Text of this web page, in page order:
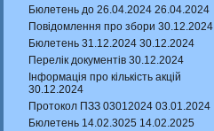
Бюлетень до 26.04.2024 26.04.2024
Повідомлення про збори 30.12.2024
Бюлетень 31.12.2024 30.12.2024
Перелік документів 30.12.2024
Інформація про кількість акцій
30.12.2024
Протокол ПЗЗ 03012024 03.01.2024
Бюлетень 14.02.3025 14.02.2025